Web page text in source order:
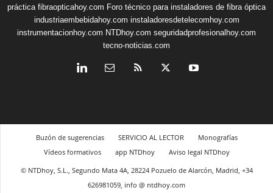
práctica fibraopticahoy.com Foro técnico para instaladores de fibra óptica
industriaembebidahoy.com instaladoresdetelecomhoy.com
instrumentacionhoy.com NTDhoy.com seguridadprofesionalhoy.com
tecno-noticias.com
Buzón de sugerencias SERVICIO AL LECTOR
Monografías
Vídeos formativos
app NTDhoy
Aviso legal NTDhoy
© NTDhoy, S.L., Segundo Mata 4A, 28224 Pozuelo de Alarcón, Madrid, +34
626981059, info @ ntdhoy.com